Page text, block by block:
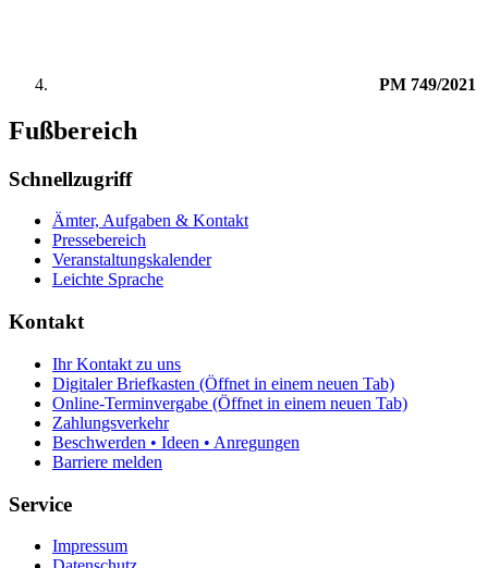
PM 749/2021
Fußbereich
Schnellzugriff
Ämter, Aufgaben & Kontakt
Pressebereich
Veranstaltungskalender
Leichte Sprache
Kontakt
Ihr Kontakt zu uns
Digitaler Briefkasten (Öffnet in einem neuen Tab)
Online-Terminvergabe (Öffnet in einem neuen Tab)
Zahlungsverkehr
Beschwerden • Ideen • Anregungen
Barriere melden
Service
Impressum